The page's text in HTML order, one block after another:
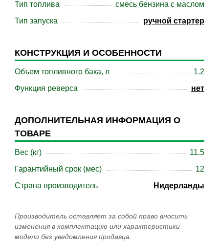
Тип топлива
смесь бензина с маслом
Тип запуска
ручной стартер
КОНСТРУКЦИЯ И ОСОБЕННОСТИ
Объем топливного бака, л
1.2
Функция реверса
нет
ДОПОЛНИТЕЛЬНАЯ ИНФОРМАЦИЯ О
ТОВАРЕ
Вес (кг)
11.5
Гарантийный срок (мес)
12
Страна производитель
Нидерланды
Производитель оставляет за собой право вносить
изменения в комплектацию или характеристики
модели без уведомления продавца.